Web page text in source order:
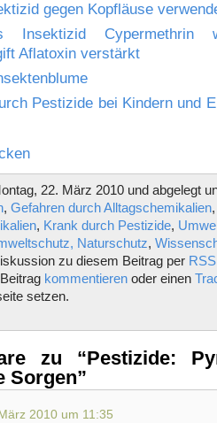
gegen Kopfläuse
Insektizid Cypermethrin
Aflatoxin verstärkt
Pestizide bei Kindern und
22. März 2010 und abgelegt
, Gefahren durch Alltagschemikalien
, Krank durch Pestizide,
Naturschutz,
zu diesem Beitrag per
kommentierenoder einen
setzen.
zu “Pestizide:
Sorgen”
2010 um 11:35